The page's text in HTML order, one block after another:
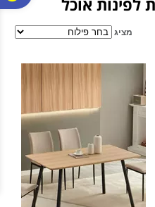
לפינות אוכל
מציג